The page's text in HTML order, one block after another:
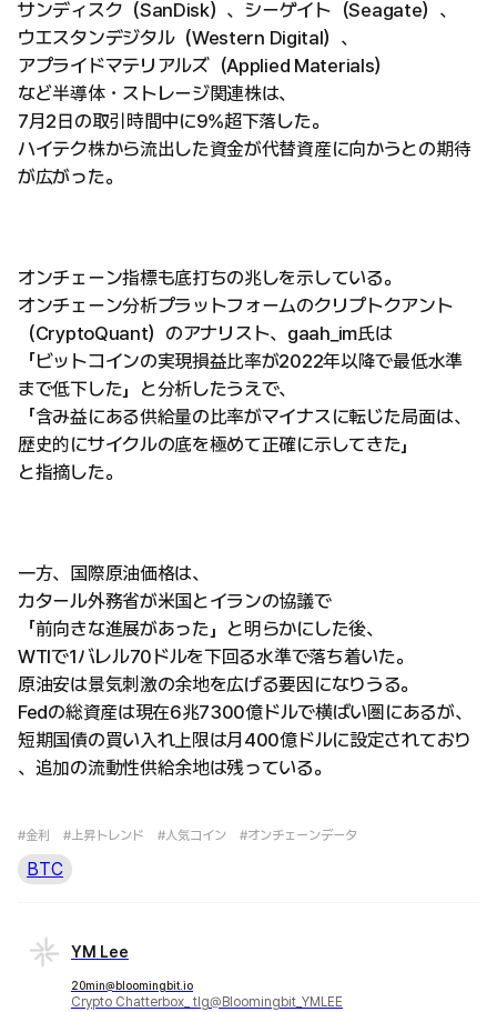
サンディスク（SanDisk）、シーゲイト（Seagate）、
ウエスタンデジタル（Western Digital）、
アプライドマテリアルズ（Applied Materials）
など半導体・ストレージ関連株は、
7月2日の取引時間中に9%超下落した。
ハイテク株から流出した資金が代替資産に向かうとの期待
が広がった。
オンチェーン指標も底打ちの兆しを示している。
オンチェーン分析プラットフォームのクリプトクアント
（CryptoQuant）のアナリスト、gaah_im氏は
「ビットコインの実現損益比率が2022年以降で最低水準
まで低下した」と分析したうえで、
「含み益にある供給量の比率がマイナスに転じた局面は、
歴史的にサイクルの底を極めて正確に示してきた」
と指摘した。
一方、国際原油価格は、
カタール外務省が米国とイランの協議で
「前向きな進展があった」と明らかにした後、
WTIで1バレル70ドルを下回る水準で落ち着いた。
原油安は景気刺激の余地を広げる要因になりうる。
Fedの総資産は現在6兆7300億ドルで横ばい圏にあるが、
短期国債の買い入れ上限は月400億ドルに設定されており
、追加の流動性供給余地は残っている。
#金利 #上昇トレンド #人気コイン #オンチェーンデータ
BTC
YM Lee
20min@bloomingbit.io
Crypto Chatterbox_ tlg@Bloomingbit_YMLEE